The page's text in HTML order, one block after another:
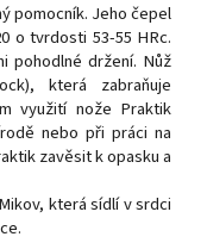
pomocník. Jeho čepel
o tvrdosti 53-55 HRc.
pohodlné držení. Nůž
která zabraňuje
využití nože Praktik
nebo při práci na
zavěsit k opasku a
která sídlí v srdci